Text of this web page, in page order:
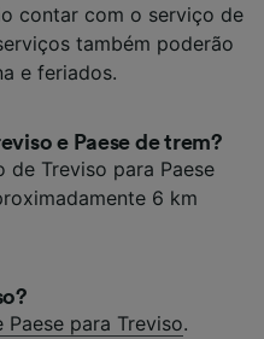
contar com o serviço de
também poderão
e feriados.
e Paese de trem?
Treviso para Paese
6 km
Paese para Treviso.